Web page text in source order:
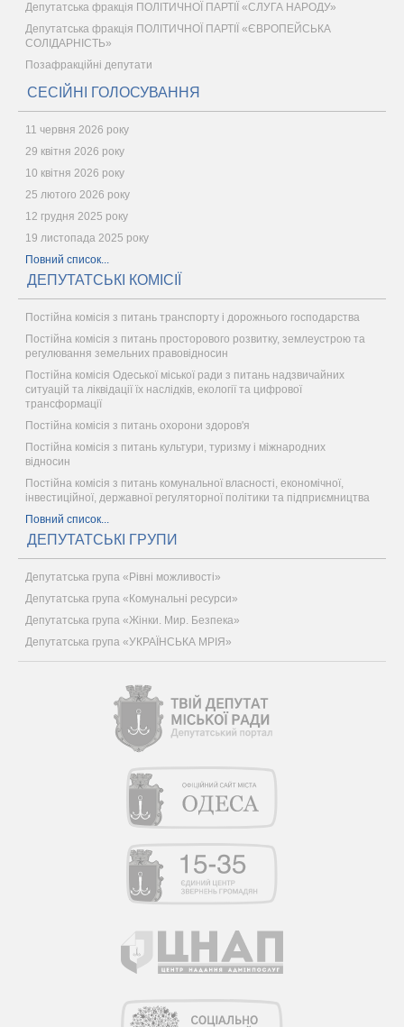
Депутатська фракція ПОЛІТИЧНОЇ ПАРТІЇ «СЛУГА НАРОДУ»
Депутатська фракція ПОЛІТИЧНОЇ ПАРТІЇ «ЄВРОПЕЙСЬКА
СОЛІДАРНІСТЬ»
Позафракційні депутати
СЕСІЙНІ ГОЛОСУВАННЯ
11 червня 2026 року
29 квітня 2026 року
10 квітня 2026 року
25 лютого 2026 року
12 грудня 2025 року
19 листопада 2025 року
Повний список...
ДЕПУТАТСЬКІ КОМІСІЇ
Постійна комісія з питань транспорту і дорожнього господарства
Постійна комісія з питань просторового розвитку, землеустрою та
регулювання земельних правовідносин
Постійна комісія Одеської міської ради з питань надзвичайних
ситуацій та ліквідації їх наслідків, екології та цифрової
трансформації
Постійна комісія з питань охорони здоров'я
Постійна комісія з питань культури, туризму і міжнародних
відносин
Постійна комісія з питань комунальної власності, економічної,
інвестиційної, державної регуляторної політики та підприємництва
Повний список...
ДЕПУТАТСЬКІ ГРУПИ
Депутатська група «Рівні можливості»
Депутатська група «Комунальні ресурси»
Депутатська група «Жінки. Мир. Безпека»
Депутатська група «УКРАЇНСЬКА МРІЯ»